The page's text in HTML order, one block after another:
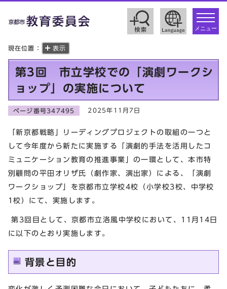
toggle
メニュー
現在位置： 表示
第3回 市立学校での「演劇ワークシ
ョップ」の実施について
ページ番号347495 2025年11月7日
「新京都戦略」リーディングプロジェクトの取組の一つと
して今年度から新たに実施する「演劇的手法を活用したコ
ミュニケーション教育の推進事業」の一環として、本市特
別顧問の平田オリザ氏（劇作家、演出家）による、「演劇
ワークショップ」を京都市立学校4校（小学校3校、中学校
1校）にて、実施します。
第3回目として、京都市立洛風中学校において、11月14日
に以下のとおり実施します。
背景と目的